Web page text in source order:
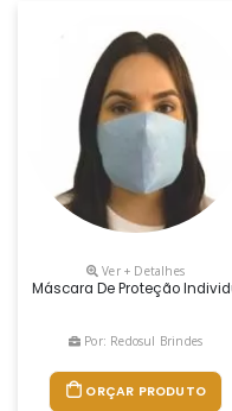
Ver + Detalhes
Máscara De Proteção
Por: Redosul Brindes
ORÇAR PRODUTO